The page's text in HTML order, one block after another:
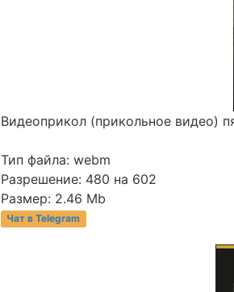
Видеоприкол (прикольное видео)
Тип файла: webm
Разрешение: 480 на 602
Размер: 2.46 Mb
Чат в Telegram